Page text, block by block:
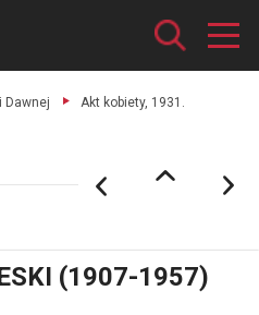
Dawnej Akt kobiety, 1931.
(1907-1957)